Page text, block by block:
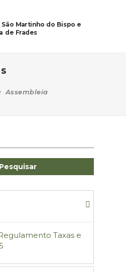
São Martinho do Bispo e
de Frades
Assembleia
Pesquisar
Taxas e